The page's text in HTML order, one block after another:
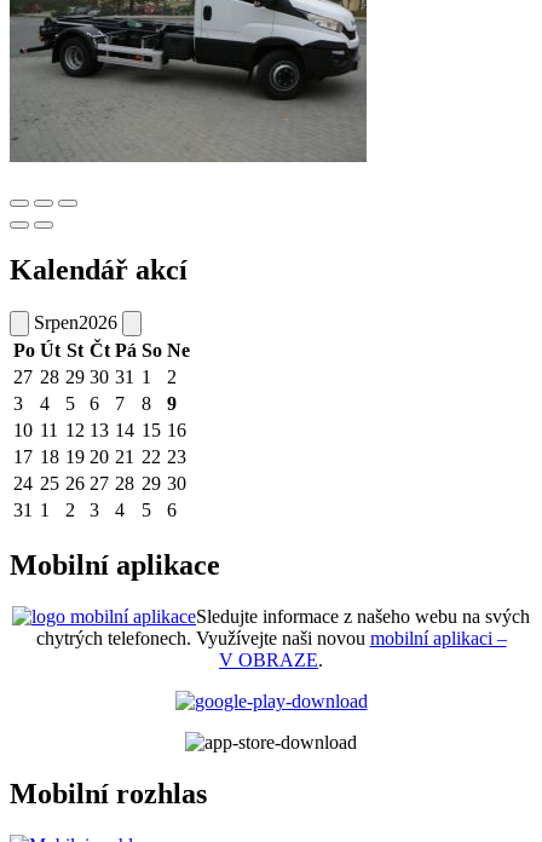
Kalendář akcí
Srpen2026
Po Út St Čt Pá So Ne
27 28 29 30 31 1
2
3
4 5 6 7 8
9
10 11 12 13 14 15 16
17 18 19 20 21 22 23
24 25 26 27 28 29 30
31 1 2 3 4 5 6
Mobilní aplikace
Sledujte informace z našeho webu na svých
chytrých telefonech. Využívejte naši novou mobilní aplikaci –
V OBRAZE.
Mobilní rozhlas